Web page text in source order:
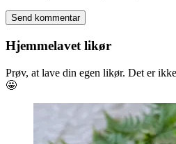
Hjemmelavet likør
Prøv, at lave din egen likør. Det er
🤩